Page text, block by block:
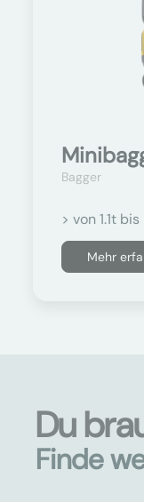
Bagger
> von 1.1t
Mehr
Du
Finde